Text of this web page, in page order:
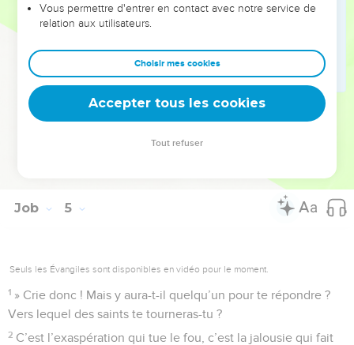
Si Dieu ne peut faire confiance à ses serviteurs, s'il trouve
des défauts chez ses anges,
ce sera d’autant plus le cas pour ceux qui habitent des
maisons d'argile aux fondations posées dans la poussière et
qui peuvent être écrasés plus vite qu’une mite !
Il suffit d’une journée pour les briser ; ils disparaissent
Job 5
Seuls les Évangiles sont disponibles en vidéo pour le moment.
1 » Crie donc ! Mais y aura-t-il quelqu’un pour te répondre ?
Vers lequel des saints te tourneras-tu ?
2 C’est l’exaspération qui tue le fou, c’est la jalousie qui fait
Vous permettre d'entrer en contact avec notre service de
relation aux utilisateurs.
Choisir mes cookies
Accepter tous les cookies
Tout refuser